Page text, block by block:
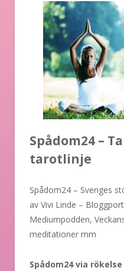
Spådom24 –
tarotlinje
Spådom24 – Sveriges
av Vivi Linde –
Mediumpodden,
meditationer mm
Spådom24 via